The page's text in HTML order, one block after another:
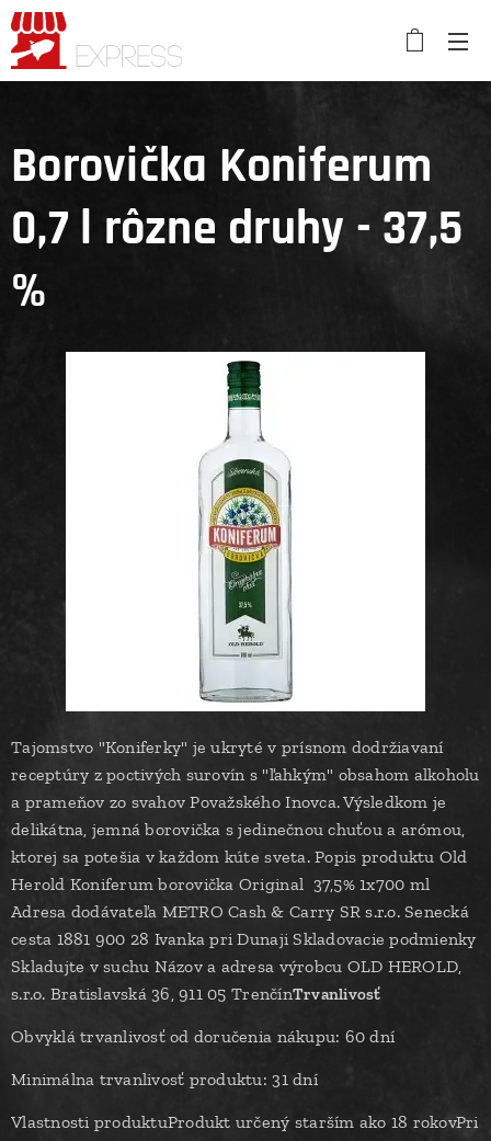
Borovička Koniferum
0,7 l rôzne druhy - 37,5
%
Tajomstvo "Koniferky" je ukryté v prísnom dodržiavaní
receptúry z poctivých surovín s "ľahkým" obsahom alkoholu
a prameňov zo svahov Považského Inovca. Výsledkom je
delikátna, jemná borovička s jedinečnou chuťou a arómou,
ktorej sa potešia v každom kúte sveta. Popis produktu Old
Herold Koniferum borovička Original 37,5% 1x700 ml
Adresa dodávateľa METRO Cash & Carry SR s.r.o. Senecká
cesta 1881 900 28 Ivanka pri Dunaji Skladovacie podmienky
Skladujte v suchu Názov a adresa výrobcu OLD HEROLD,
s.r.o. Bratislavská 36, 911 05 TrenčínTrvanlivosť
Obvyklá trvanlivosť od doručenia nákupu: 60 dní
Minimálna trvanlivosť produktu: 31 dní
Vlastnosti produktuProdukt určený starším ako 18 rokovPri